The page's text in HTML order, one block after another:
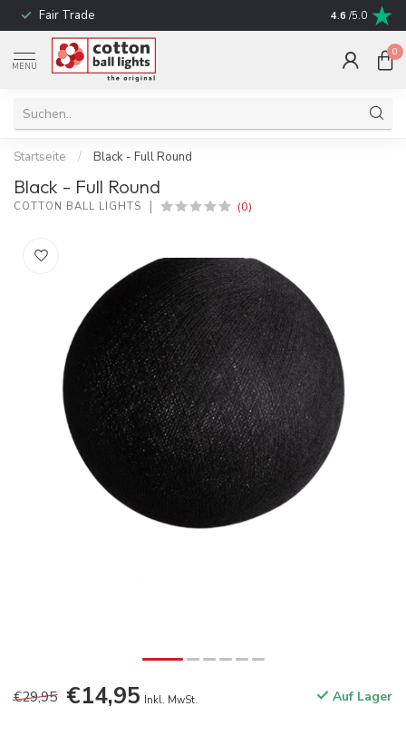
Fair Trade schnelle
4.6 /5.0
MENU
0
Startseite / Black - Full Round
Black - Full Round
COTTON BALL LIGHTS (0)
€29,95 €14,95 Inkl. MwSt. Auf Lager